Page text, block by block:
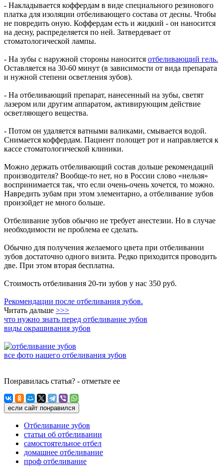
- Накладывается коффердам в виде специального резинового
платка для изоляции отбеливающего состава от десны. Чтобы
не повредить оную. Коффердам есть и жидкий - он наносится
на десну, распределяется по ней. Затвердевает от
стоматологической лампы.
- На зубы с наружной стороны наносится отбеливающий гель.
Оставляется на 30-60 минут (в зависимости от вида препарата
и нужной степени осветления зубов).
- На отбеливающий препарат, нанесенный на зубы, светят
лазером или другим аппаратом, активирующим действие
осветляющего вещества.
- Потом он удаляется ватными валиками, смывается водой.
Снимается коффердам. Пациент полощет рот и направляется к
кассе стоматологической клиники.
Можно держать отбеливающий состав дольше рекомендаций
производителя? Вообще-то нет, но в России слово «нельзя»
воспринимается так, что если очень-очень хочется, то можно.
Навредить зубам при этом элементарно, а отбеливание зубов
произойдет не много больше.
Отбеливание зубов обычно не требует анестезии. Но в случае
необходимости не проблема ее сделать.
Обычно для получения желаемого цвета при отбеливании
зубов достаточно одного визита. Редко приходится проводить
две. При этом вторая бесплатна.
Стоимость отбеливания 20-ти зубов у нас 350 руб.
Рекомендации после отбеливания зубов.
Читать дальше >>>
что нужно знать перед отбеливание зубов
виды окрашивания зубов
все фото нашего отбеливания зубов
Понравилась статья? - отметьте ее
если сайт понравился
Отбеливание зубов
статьи об отбеливании
самостоятельное отбел
домашнее отбеливание
проф отбеливание